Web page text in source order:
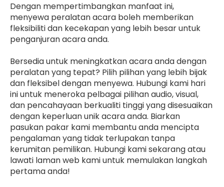
Dengan mempertimbangkan manfaat ini,
menyewa peralatan acara boleh memberikan
fleksibiliti dan kecekapan yang lebih besar untuk
penganjuran acara anda.
Bersedia untuk meningkatkan acara anda dengan
peralatan yang tepat? Pilih pilihan yang lebih bijak
dan fleksibel dengan menyewa. Hubungi kami hari
ini untuk meneroka pelbagai pilihan audio, visual,
dan pencahayaan berkualiti tinggi yang disesuaikan
dengan keperluan unik acara anda. Biarkan
pasukan pakar kami membantu anda mencipta
pengalaman yang tidak terlupakan tanpa
kerumitan pemilikan. Hubungi kami sekarang atau
lawati laman web kami untuk memulakan langkah
pertama anda!